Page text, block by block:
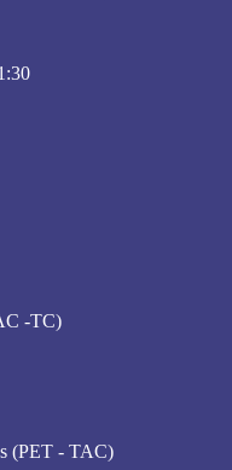
-TC)
(PET - TAC)